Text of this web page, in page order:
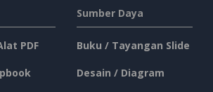
PDF
Sumber Daya
Buku / Tayangan Slide
Desain / Diagram